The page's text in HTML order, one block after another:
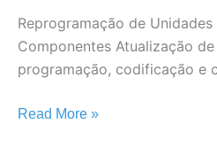
Reprogramação de
Componentes Atualização
programação, codificação e
Read More »